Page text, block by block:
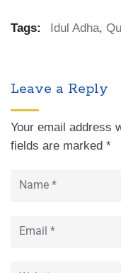
Tags: Idul Adha,
Leave a Reply
Your email address
fields are marked *